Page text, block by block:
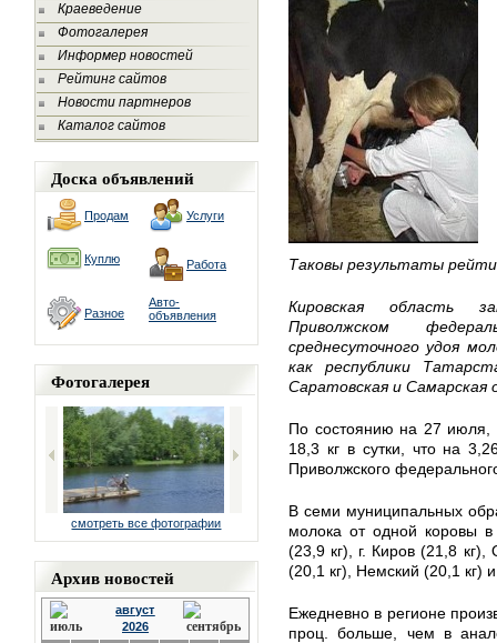
Краеведение
Фотогалерея
Информер новостей
Рейтинг сайтов
Новости партнеров
Каталог сайтов
Доска объявлений
Продам Услуги
Куплю Работа
Разное
Авто-
объявления
Фотогалерея
смотреть все фотографии
Архив новостей
август
2026
Таковы результаты
Кировская область
Приволжском
среднесуточного удоя
как республики
Саратовская и Самарская
По состоянию на 27 июля,
18,3 кг в сутки, что на
Приволжского
В семи муниципальных
молока от одной коровы в
(23,9 кг), г. Киров (21,8
(20,1 кг), Немский (20,1 кг)
Ежедневно в регионе
проц. больше, чем в